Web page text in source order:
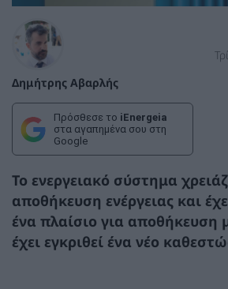
Δημήτρης Αβαρλής
Πρόσθεσε το iEnergeia
στα αγαπημένα σου στη
Google
To ενεργειακό σύστημα
αποθήκευση ενέργειας και
ένα πλαίσιο για αποθήκευση
έχει εγκριθεί ένα νέο